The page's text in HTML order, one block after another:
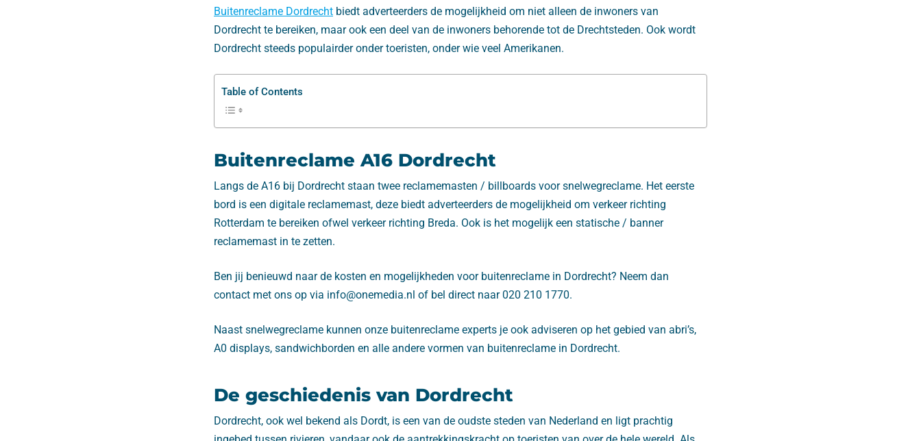
Buitenreclame Dordrecht biedt adverteerders de mogelijkheid om niet alleen de inwoners van
Dordrecht te bereiken, maar ook een deel van de inwoners behorende tot de Drechtsteden. Ook wordt
Dordrecht steeds populairder onder toeristen, onder wie veel Amerikanen.
Table of Contents
Buitenreclame A16 Dordrecht
Langs de A16 bij Dordrecht staan twee reclamemasten / billboards voor snelwegreclame. Het eerste
bord is een digitale reclamemast, deze biedt adverteerders de mogelijkheid om verkeer richting
Rotterdam te bereiken ofwel verkeer richting Breda. Ook is het mogelijk een statische / banner
reclamemast in te zetten.
Ben jij benieuwd naar de kosten en mogelijkheden voor buitenreclame in Dordrecht? Neem dan
contact met ons op via info@onemedia.nl of bel direct naar 020 210 1770.
Naast snelwegreclame kunnen onze buitenreclame experts je ook adviseren op het gebied van abri’s,
A0 displays, sandwichborden en alle andere vormen van buitenreclame in Dordrecht.
De geschiedenis van Dordrecht
Dordrecht, ook wel bekend als Dordt, is een van de oudste steden van Nederland en ligt prachtig